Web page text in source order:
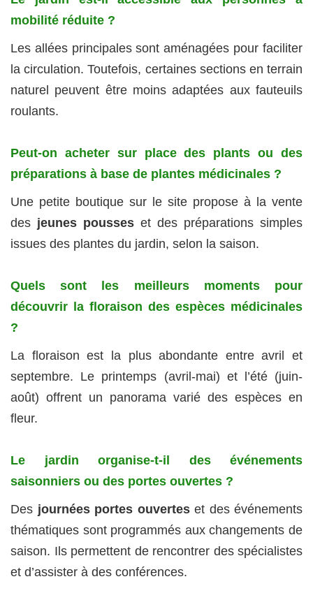
mobilité réduite ?
Les allées principales sont aménagées pour faciliter
la circulation. Toutefois, certaines sections en terrain
naturel peuvent être moins adaptées aux fauteuils
roulants.
Peut-on acheter sur place des plants ou des
préparations à base de plantes médicinales ?
Une petite boutique sur le site propose à la vente
des jeunes pousses et des préparations simples
issues des plantes du jardin, selon la saison.
Quels sont les meilleurs moments pour
découvrir la floraison des espèces médicinales
?
La floraison est la plus abondante entre avril et
septembre. Le printemps (avril-mai) et l’été (juin-
août) offrent un panorama varié des espèces en
fleur.
Le jardin organise-t-il des événements
saisonniers ou des portes ouvertes ?
Des journées portes ouverteset des événements
thématiques sont programmés aux changements de
saison. Ils permettent de rencontrer des spécialistes
et d’assister à des conférences.